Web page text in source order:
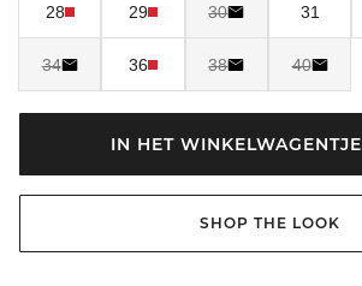
28 29 30 31
34 36 38 40
IN HET WINKELWAGENTJE
SHOP THE LOOK